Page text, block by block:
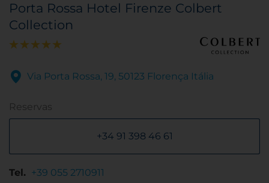
Porta Rossa Hotel Firenze Colbert
Collection
Via Porta Rossa, 19, 50123 Florença Itália
Reservas
+34 91 398 46 61
Tel. +39 055 2710911